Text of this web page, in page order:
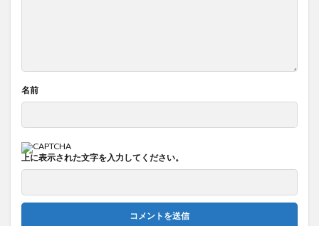
名前
上に表示された文字を入力してください。